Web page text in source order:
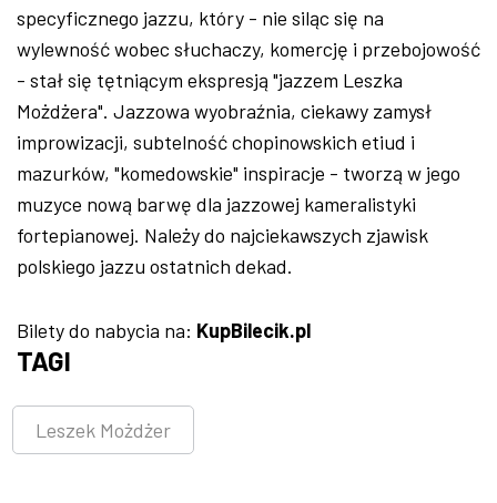
specyficznego jazzu, który - nie siląc się na
wylewność wobec słuchaczy, komercję i przebojowość
- stał się tętniącym ekspresją "jazzem Leszka
Możdżera". Jazzowa wyobraźnia, ciekawy zamysł
improwizacji, subtelność chopinowskich etiud i
mazurków, "komedowskie" inspiracje - tworzą w jego
muzyce nową barwę dla jazzowej kameralistyki
fortepianowej. Należy do najciekawszych zjawisk
polskiego jazzu ostatnich dekad.
Bilety do nabycia na: KupBilecik.pl
TAGI
Leszek Możdżer